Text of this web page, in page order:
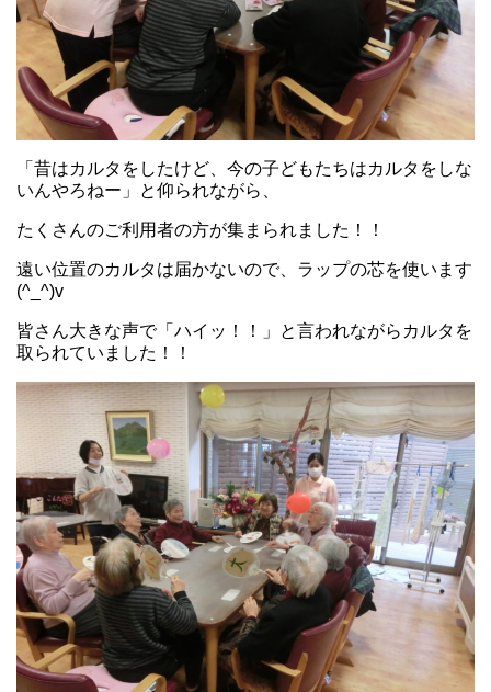
「昔はカルタをしたけど、今の子どもたちはカルタをしな
いんやろねー」と仰られながら、
たくさんのご利用者の方が集まられました！！
遠い位置のカルタは届かないので、ラップの芯を使います
(^_^)v
皆さん大きな声で「ハイッ！！」と言われながらカルタを
取られていました！！